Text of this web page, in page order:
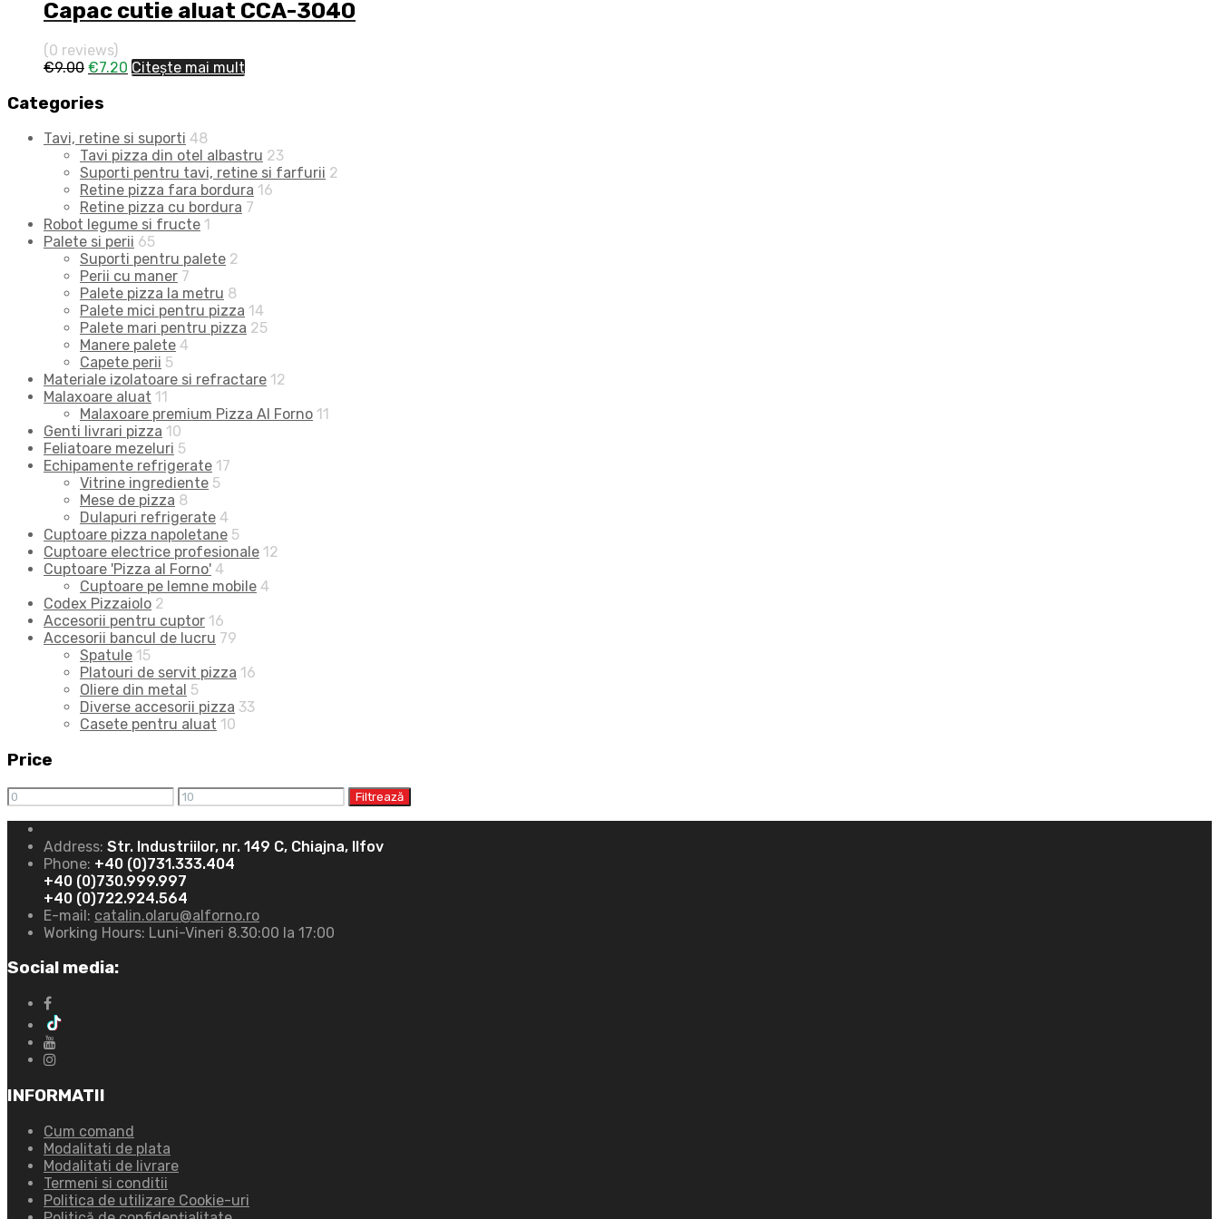
Capac cutie aluat CCA-3040
(0 reviews)
€9.00 Prețul
a
€9.00.
€7.20 Prețul
Citește mai mult
Categories
Tavi, retine si suporti 48
Tavi pizza din otel albastru 23
Suporti pentru tavi, retine si farfurii 2
Retine pizza fara bordura 16
Retine pizza cu bordura 7
Robot legume si fructe 1
Palete si perii 65
Suporti pentru palete 2
Perii cu maner 7
Palete pizza la metru 8
Palete mici pentru pizza 14
Palete mari pentru pizza 25
Manere palete 4
Capete perii 5
Materiale izolatoare si refractare 12
Malaxoare aluat 11
Malaxoare premium Pizza Al Forno 11
Genti livrari pizza 10
Feliatoare mezeluri 5
Echipamente refrigerate 17
Vitrine ingrediente 5
Mese de pizza 8
Dulapuri refrigerate 4
Cuptoare pizza napoletane 5
Cuptoare electrice profesionale 12
Cuptoare 'Pizza al Forno' 4
Cuptoare pe lemne mobile 4
Codex Pizzaiolo 2
Accesorii pentru cuptor 16
Accesorii bancul de lucru 79
Spatule 15
Platouri de servit pizza 16
Oliere din metal 5
Diverse accesorii pizza 33
Casete pentru aluat 10
Price
Preț
minim
Preț
maxim
Filtrează
Address: Str. Industriilor, nr. 149 C, Chiajna, Ilfov
Phone: +40 (0)731.333.404
+40 (0)730.999.997
+40 (0)722.924.564
E-mail: catalin.olaru@alforno.ro
Working Hours: Luni-Vineri 8.30:00 la 17:00
Social media:
INFORMATII
Cum comand
Modalitati de plata
Modalitati de livrare
Termeni si conditii
Politica de utilizare Cookie-uri